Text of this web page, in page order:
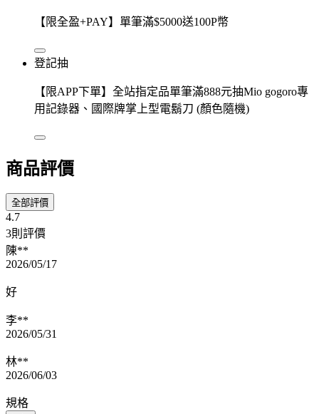
【限全盈+PAY】單筆滿$5000送100P幣
登記抽
【限APP下單】全站指定品單筆滿888元抽Mio gogoro專
用記錄器、國際牌掌上型電鬍刀 (顏色隨機)
商品評價
全部評價
4.7
3則評價
陳**
2026/05/17
好
李**
2026/05/31
林**
2026/06/03
規格